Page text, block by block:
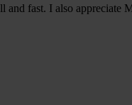
and fast. I also appreciate